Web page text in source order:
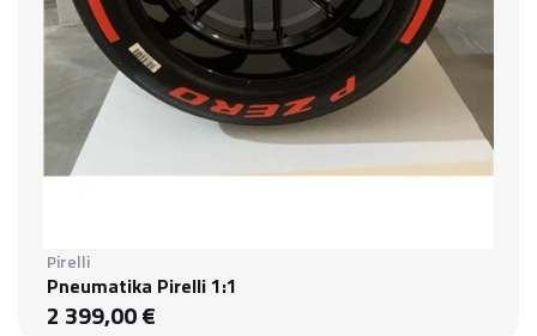
Pirelli
Pneumatika Pirelli 1:1
2 399,00 €